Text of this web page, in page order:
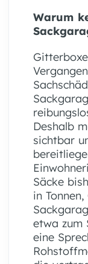
Warum
Deshalb
sichtbar
Säcke
in
etwa zum
eine